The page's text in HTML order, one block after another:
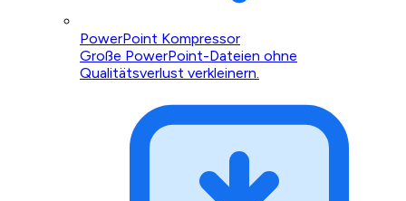
PowerPoint Kompressor
Große PowerPoint-Dateien ohne
Qualitätsverlust verkleinern.